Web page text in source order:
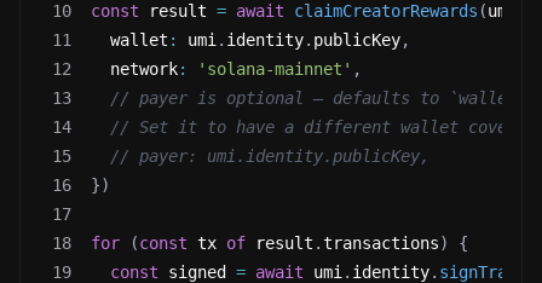
10
const result = await claimCreatorRewards (umi
11
  wallet
: umi . identity. publicKey,
12
  network
: 'solana-mainnet' ,
13
// payer is optional — defaults to `wallet`
14
// Set it to have a different wallet cover
15
// payer: umi.identity.publicKey,
16
})
17
18
for (const tx of result .transactions)
{
19
const signed = await umi . identity.